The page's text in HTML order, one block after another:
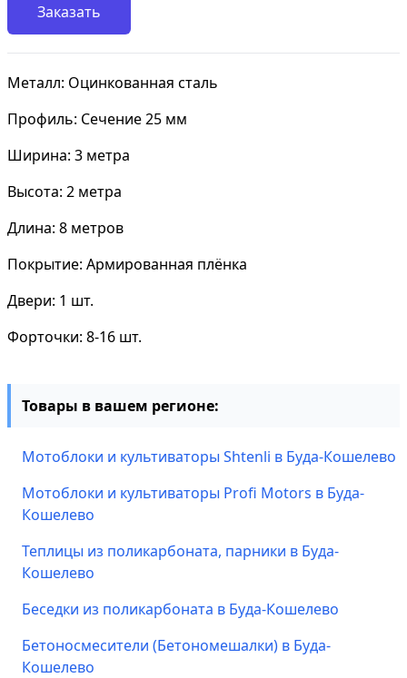
Заказать
Металл: Оцинкованная сталь
Профиль: Сечение 25 мм
Ширина: 3 метра
Высота: 2 метра
Длина: 8 метров
Покрытие: Армированная плёнка
Двери: 1 шт.
Форточки: 8-16 шт.
Товары в вашем регионе:
Мотоблоки и культиваторы Shtenli в Буда-Кошелево
Мотоблоки и культиваторы Profi Motors в Буда-
Кошелево
Теплицы из поликарбоната, парники в Буда-
Кошелево
Беседки из поликарбоната в Буда-Кошелево
Бетоносмесители (Бетономешалки) в Буда-
Кошелево